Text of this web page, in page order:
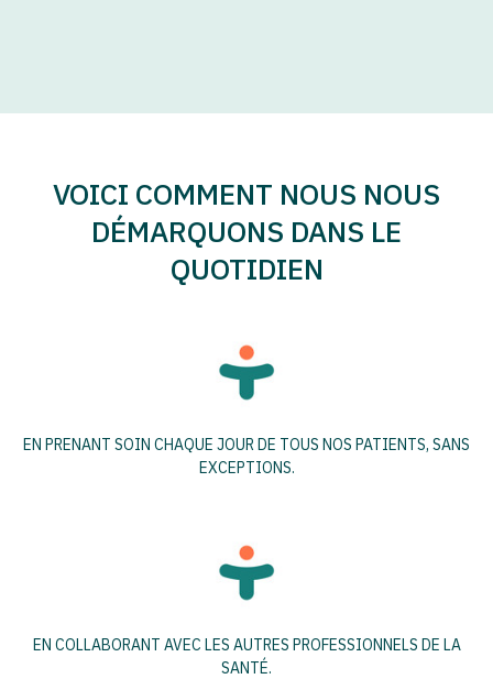
VOICI COMMENT NOUS NOUS
DÉMARQUONS DANS LE
QUOTIDIEN
EN PRENANT SOIN CHAQUE JOUR DE TOUS NOS PATIENTS, SANS
EXCEPTIONS.
EN COLLABORANT AVEC LES AUTRES PROFESSIONNELS DE LA
SANTÉ.